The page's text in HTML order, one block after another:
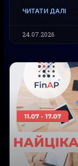
ЧИТАТИ ДАЛІ
24.07.2026